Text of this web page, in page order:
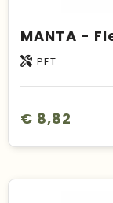
MANTA -
PET
€ 8,82